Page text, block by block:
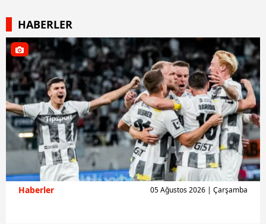
HABERLER
Haberler 05 Ağustos 2026 | Çarşamba